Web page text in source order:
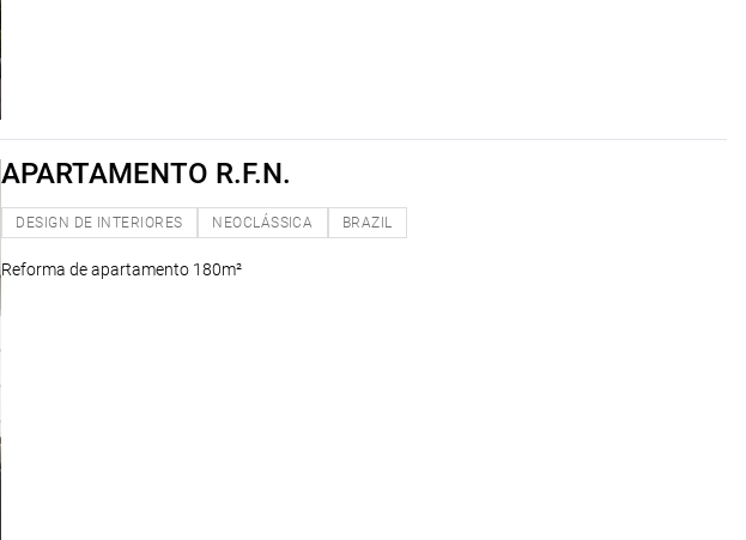
APARTAMENTO R.F.N.
DESIGN DE INTERIORES NEOCLÁSSICA BRAZIL
Reforma de apartamento 180m²